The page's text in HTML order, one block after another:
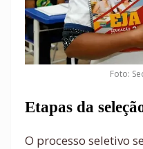
Foto:
Etapas da
O processo seletivo